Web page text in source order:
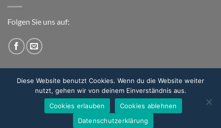
Folgen Sie uns auf:
DIE MANUFAKTUR KONTAKT FAQ
Copyright 2026 ©hochform manufaktur GmbH
Diese Website benutzt Cookies. Wenn du die Website weiter
nutzt, gehen wir von deinem Einverständnis aus.
Cookies erlauben
Cookies ablehnen
Datenschutzerklärung